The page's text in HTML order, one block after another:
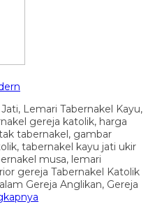
Lemari Tabernakel Kayu,
gereja katolik, harga
tabernakel, gambar
tabernakel kayu jati ukir
musa, lemari
gereja Tabernakel Katolik
Gereja Anglikan, Gereja